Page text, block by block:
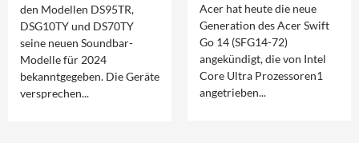
den Modellen DS95TR,
DSG10TY und DS70TY
seine neuen Soundbar-
Modelle für 2024
bekanntgegeben. Die Geräte
versprechen...
Acer hat heute die neue
Generation des Acer Swift
Go 14 (SFG14-72)
angekündigt, die von Intel
Core Ultra Prozessoren1
angetrieben...